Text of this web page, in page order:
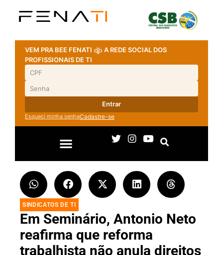
VEM PRA BEE FENATI
A REDE SOCIAL DOS
PROFISSIONAIS DE TI
Entrar
Esqueci minha senhaCadastre-se
SINDICATOS DE TI
Em Seminário, Antonio Neto
reafirma que reforma
trabalhista não anula direitos